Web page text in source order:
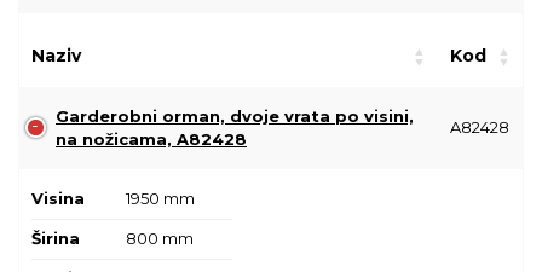
Naziv Kod
Garderobni orman, dvoje vrata po visini,
na nožicama, A82428
A82428
Visina 1950 mm
Širina 800 mm